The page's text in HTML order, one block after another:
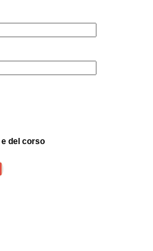
del corso